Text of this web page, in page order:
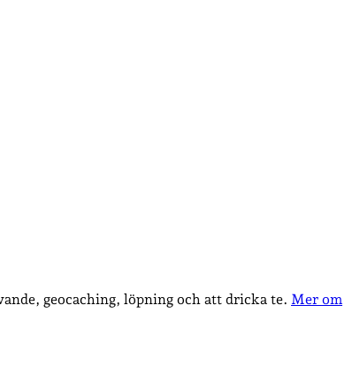
geocaching, löpning och att dricka te. Mer om